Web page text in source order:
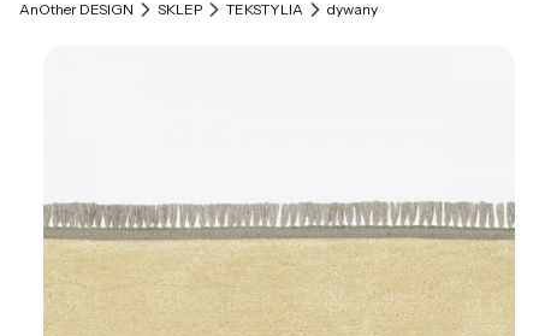
AnOther DESIGN SKLEP TEKSTYLIA dywany